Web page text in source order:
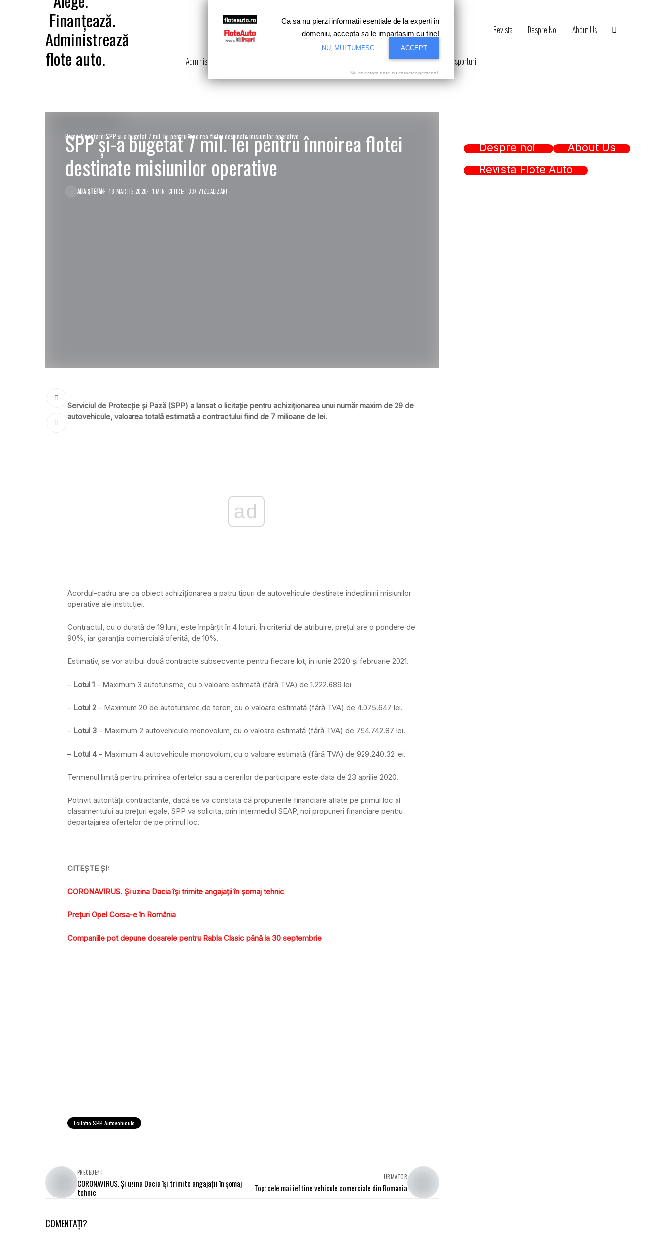
Revista Despre Noi About Us
Administrare Flote Interviuri Transporturi
Home Finanţare SPP şi-a bugetat 7 mil. lei pentru înnoirea flotei destinate misiunilor operative
SPP şi-a bugetat 7 mil. lei pentru înnoirea flotei
destinate misiunilor operative
ADA ȘTEFAN 18 MARTIE 2020 1 MIN. CITIRE 337 VIZUALIZĂRI
Serviciul de Protecţie şi Pază (SPP) a lansat o licitaţie pentru achiziţionarea unui număr maxim de 29 de
autovehicule, valoarea totală estimată a contractului fiind de 7 milioane de lei.
ad
Acordul-cadru are ca obiect achiziţionarea a patru tipuri de autovehicule destinate îndeplinirii misiunilor
operative ale instituţiei.
Contractul, cu o durată de 19 luni, este împărţit în 4 loturi. În criteriul de atribuire, preţul are o pondere de
90%, iar garanţia comercială oferită, de 10%.
Estimativ, se vor atribui două contracte subsecvente pentru fiecare lot, în iunie 2020 şi februarie 2021.
– Lotul 1 – Maximum 3 autoturisme, cu o valoare estimată (fără TVA) de 1.222.689 lei
– Lotul 2 – Maximum 20 de autoturisme de teren, cu o valoare estimată (fără TVA) de 4.075.647 lei.
– Lotul 3 – Maximum 2 autovehicule monovolum, cu o valoare estimată (fără TVA) de 794.742.87 lei.
– Lotul 4– Maximum 4 autovehicule monovolum, cu o valoare estimată (fără TVA) de 929.240.32 lei.
Termenul limită pentru primirea ofertelor sau a cererilor de participare este data de 23 aprilie 2020.
Potrivit autorităţii contractante, dacă se va constata că propunerile financiare aflate pe primul loc al
clasamentului au preţuri egale, SPP va solicita, prin intermediul SEAP, noi propuneri financiare pentru
departajarea ofertelor de pe primul loc.
CITEŞTE ŞI:
CORONAVIRUS. Şi uzina Dacia îşi trimite angajaţii în şomaj tehnic
Prețuri Opel Corsa-e în România
Companiile pot depune dosarele pentru Rabla Clasic până la 30 septembrie
Lcitatie SPP Autovehicule
PRECEDENT
CORONAVIRUS. Şi uzina Dacia îşi trimite angajaţii în şomaj
tehnic
URMĂTOR
Top: cele mai ieftine vehicule comerciale din Romania
COMENTAȚI?
Despre noi
About Us
Revista Flote Auto
Ca sa nu pierzi informatii esentiale de la experti in
domeniu, accepta sa le impartasim cu tine!
NU, MULTUMESC ACCEPT
Nu colectam date cu caracter personal.